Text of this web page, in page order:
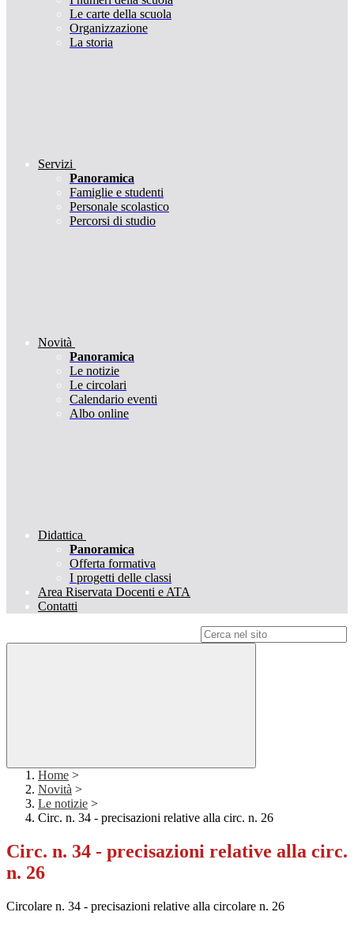
Le carte della scuola
Organizzazione
La storia
Servizi
Panoramica
Famiglie e studenti
Personale scolastico
Percorsi di studio
Novità
Panoramica
Le notizie
Le circolari
Calendario eventi
Albo online
Didattica
Panoramica
Offerta formativa
I progetti delle classi
Area Riservata Docenti e ATA
Contatti
Home >
Novità >
Le notizie >
Circ. n. 34 - precisazioni relative alla circ. n. 26
Circ. n. 34 - precisazioni relative alla circ.
n. 26
Circolare n. 34 - precisazioni relative alla circolare n. 26